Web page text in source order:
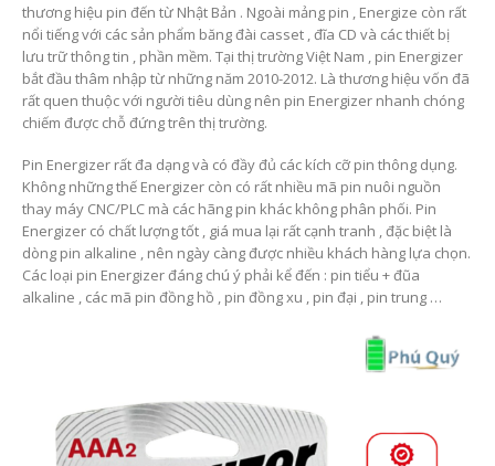
thương hiệu pin đến từ Nhật Bản . Ngoài mảng pin , Energize còn rất
nổi tiếng với các sản phẩm băng đài casset , đĩa CD và các thiết bị
lưu trữ thông tin , phần mềm. Tại thị trường Việt Nam , pin Energizer
bắt đầu thâm nhập từ những năm 2010-2012. Là thương hiệu vốn đã
rất quen thuộc với người tiêu dùng nên pin Energizer nhanh chóng
chiếm được chỗ đứng trên thị trường.
Pin Energizer rất đa dạng và có đầy đủ các kích cỡ pin thông dụng.
Không những thế Energizer còn có rất nhiều mã pin nuôi nguồn
thay máy CNC/PLC mà các hãng pin khác không phân phối. Pin
Energizer có chất lượng tốt , giá mua lại rất cạnh tranh , đặc biệt là
dòng pin alkaline , nên ngày càng được nhiều khách hàng lựa chọn.
Các loại pin Energizer đáng chú ý phải kể đến : pin tiểu + đũa
alkaline , các mã pin đồng hồ , pin đồng xu , pin đại , pin trung …